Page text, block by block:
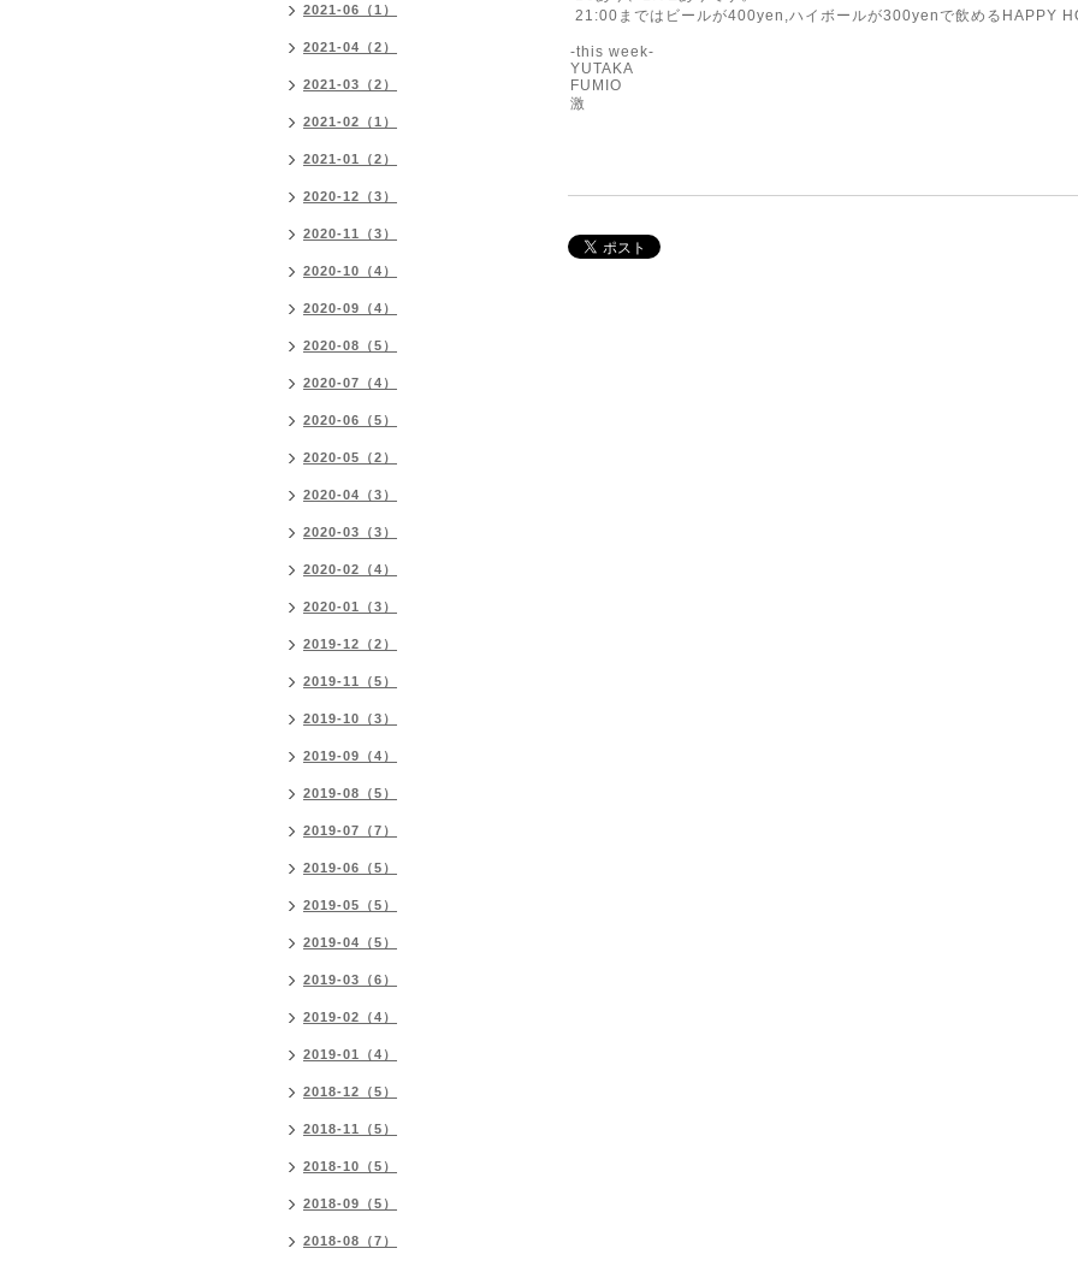
21:00まではビールが400yen,ハイボールが300yenで飲めるHAPPY
-this week-
YUTAKA
FUMIO
激
2021-06（1）
2021-04（2）
2021-03（2）
2021-02（1）
2021-01（2）
2020-12（3）
2020-11（3）
2020-10（4）
2020-09（4）
2020-08（5）
2020-07（4）
2020-06（5）
2020-05（2）
2020-04（3）
2020-03（3）
2020-02（4）
2020-01（3）
2019-12（2）
2019-11（5）
2019-10（3）
2019-09（4）
2019-08（5）
2019-07（7）
2019-06（5）
2019-05（5）
2019-04（5）
2019-03（6）
2019-02（4）
2019-01（4）
2018-12（5）
2018-11（5）
2018-10（5）
2018-09（5）
2018-08（7）